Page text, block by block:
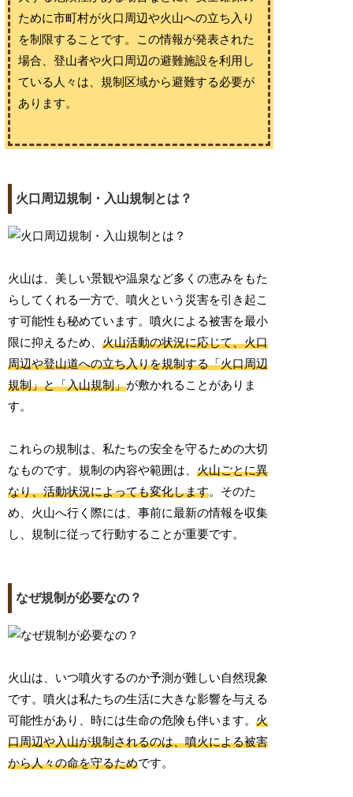
ために市町村が火口周辺や火山への立ち入り
を制限することです。この情報が発表された
場合、登山者や火口周辺の避難施設を利用し
ている人々は、規制区域から避難する必要が
あります。
火口周辺規制・入山規制とは？
火山は、美しい景観や温泉など多くの恵みをもた
らしてくれる一方で、噴火という災害を引き起こ
す可能性も秘めています。噴火による被害を最小
限に抑えるため、火山活動の状況に応じて、火口
周辺や登山道への立ち入りを規制する「火口周辺
規制」と「入山規制」が敷かれることがありま
す。
これらの規制は、私たちの安全を守るための大切
なものです。規制の内容や範囲は、火山ごとに異
なり、活動状況によっても変化します。そのた
め、火山へ行く際には、事前に最新の情報を収集
し、規制に従って行動することが重要です。
なぜ規制が必要なの？
火山は、いつ噴火するのか予測が難しい自然現象
です。噴火は私たちの生活に大きな影響を与える
可能性があり、時には生命の危険も伴います。火
口周辺や入山が規制されるのは、噴火による被害
から人々の命を守るためです。